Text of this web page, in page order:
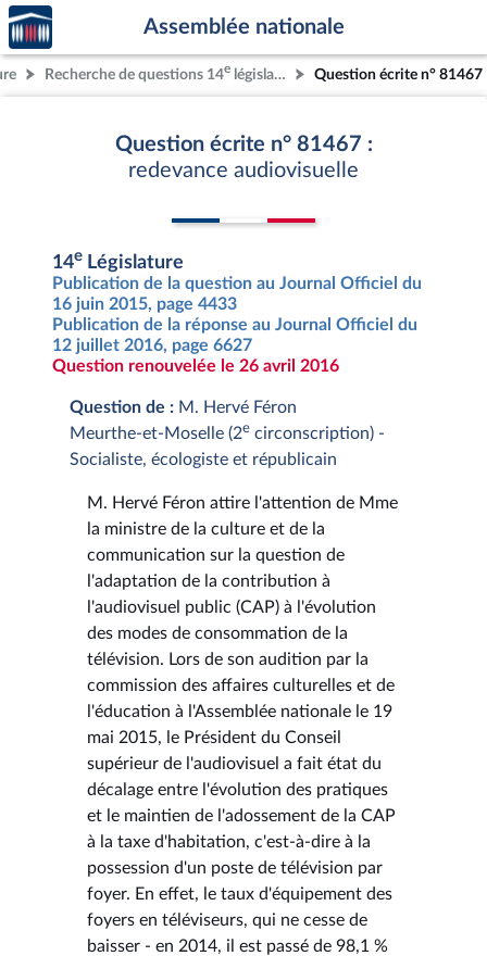
Aller au contenu
Aller en bas de la page
Accèder
à la
page
d'accueil
Assemblée nationale
Recherche de questions 14e législature Question écrite n° 81467
Question écrite n° 81467 :
redevance audiovisuelle
14e Législature
Publication de la question au Journal Officiel du
16 juin 2015, page 4433
Publication de la réponse au Journal Officiel du
12 juillet 2016, page 6627
Question renouvelée le 26 avril 2016
Question de : M. Hervé Féron
Meurthe-et-Moselle (2e circonscription) -
Socialiste, écologiste et républicain
M. Hervé Féron attire l'attention de Mme
la ministre de la culture et de la
communication sur la question de
l'adaptation de la contribution à
l'audiovisuel public (CAP) à l'évolution
des modes de consommation de la
télévision. Lors de son audition par la
commission des affaires culturelles et de
l'éducation à l'Assemblée nationale le 19
mai 2015, le Président du Conseil
supérieur de l'audiovisuel a fait état du
décalage entre l'évolution des pratiques
et le maintien de l'adossement de la CAP
à la taxe d'habitation, c'est-à-dire à la
possession d'un poste de télévision par
foyer. En effet, le taux d'équipement des
foyers en téléviseurs, qui ne cesse de
baisser - en 2014, il est passé de 98,1 %